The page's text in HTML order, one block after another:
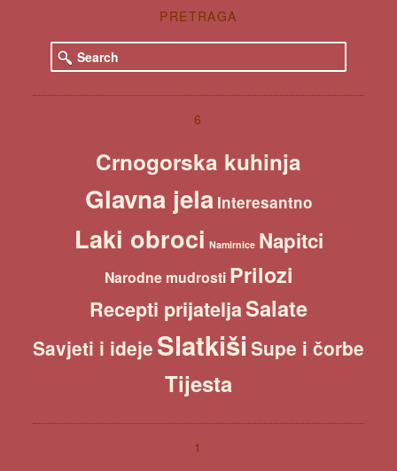
PRETRAGA
e
r
6
Crnogorska kuhinja
Glavna jela Interesantno
Laki obroci Namirnice Napitci
Narodne mudrosti Prilozi
Recepti prijateljaSalate
Savjeti i ideje Slatkiši Supe i čorbe
Tijesta
1